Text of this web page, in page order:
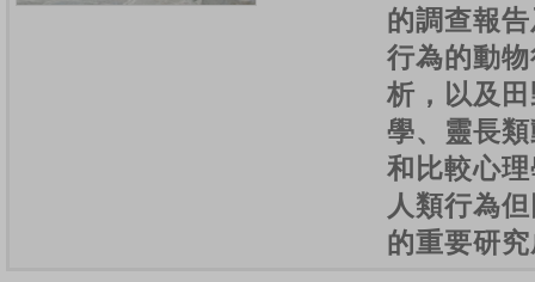
的調查報
行為的動
析，以及
學、靈長
和比較心
人類行為
的重要研